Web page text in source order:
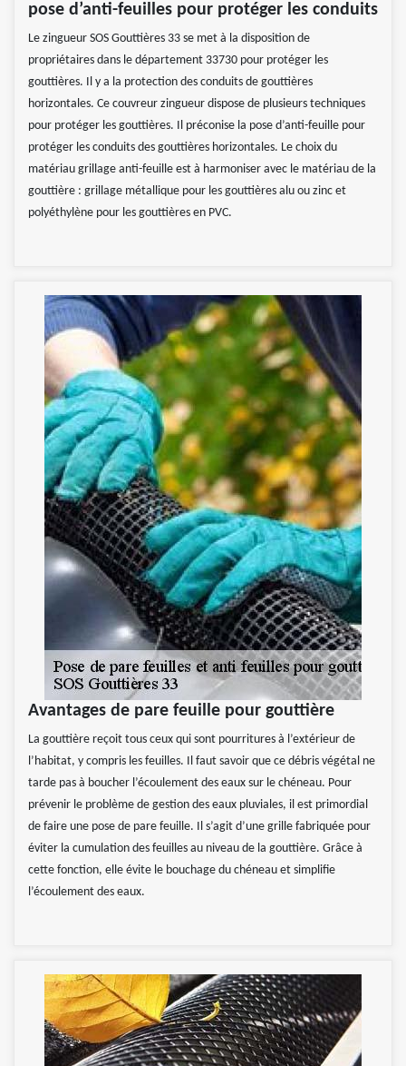
pose d’anti-feuilles pour protéger les conduits
Le zingueur SOS Gouttières 33 se met à la disposition de
propriétaires dans le département 33730 pour protéger les
gouttières. Il y a la protection des conduits de gouttières
horizontales. Ce couvreur zingueur dispose de plusieurs techniques
pour protéger les gouttières. Il préconise la pose d’anti-feuille pour
protéger les conduits des gouttières horizontales. Le choix du
matériau grillage anti-feuille est à harmoniser avec le matériau de la
gouttière : grillage métallique pour les gouttières alu ou zinc et
polyéthylène pour les gouttières en PVC.
Avantages de pare feuille pour gouttière
La gouttière reçoit tous ceux qui sont pourritures à l’extérieur de
l’habitat, y compris les feuilles. Il faut savoir que ce débris végétal ne
tarde pas à boucher l’écoulement des eaux sur le chéneau. Pour
prévenir le problème de gestion des eaux pluviales, il est primordial
de faire une pose de pare feuille. Il s’agit d’une grille fabriquée pour
éviter la cumulation des feuilles au niveau de la gouttière. Grâce à
cette fonction, elle évite le bouchage du chéneau et simplifie
l’écoulement des eaux.